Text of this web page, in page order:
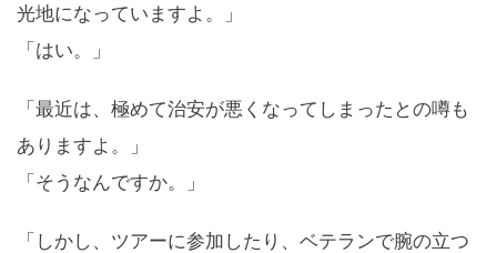
光地になっていますよ。」
「はい。」
「最近は、極めて治安が悪くなってしまったとの噂も
ありますよ。」
「そうなんですか。」
「しかし、ツアーに参加したり、ベテランで腕の立つ